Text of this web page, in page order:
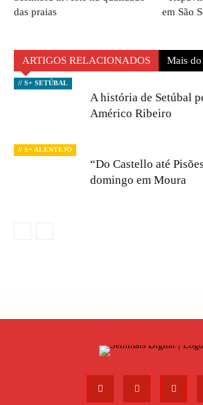
das praias
em São
ARTIGOS RELACIONADOS Mais
// S+ SETÚBAL
A história de Setúbal
Américo Ribeiro
// S+ ALENTEJO
“Do Castello até
domingo em Moura